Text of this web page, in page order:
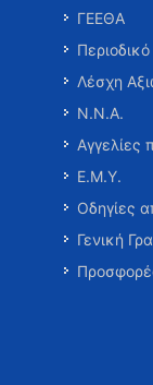
ΓΕΕΘΑ
Λέσχη
Ν.Ν.Α.
Αγγελίες
Ε.Μ.Υ.
Οδηγίες
Γενική